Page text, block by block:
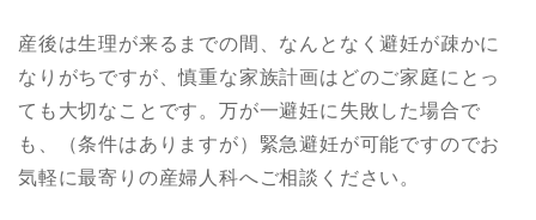
産後は生理が来るまでの間、なんとなく避妊が疎かに
なりがちですが、慎重な家族計画はどのご家庭にとっ
ても大切なことです。万が一避妊に失敗した場合で
も、（条件はありますが）緊急避妊が可能ですのでお
気軽に最寄りの産婦人科へご相談ください。